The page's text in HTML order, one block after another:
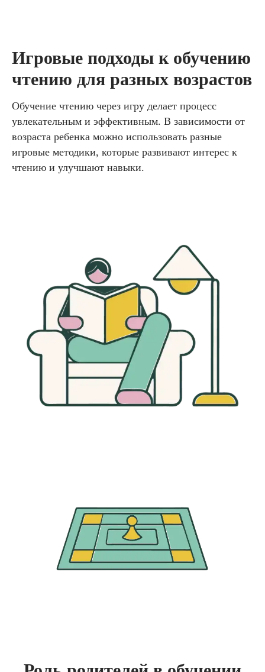
Игровые подходы к обучению
чтению для разных возрастов
Обучение чтению через игру делает процесс
увлекательным и эффективным. В зависимости от
возраста ребенка можно использовать разные
игровые методики, которые развивают интерес к
чтению и улучшают навыки.